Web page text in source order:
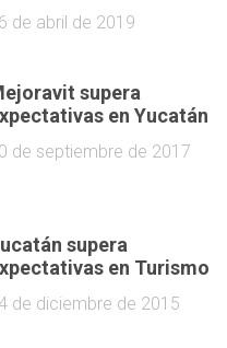
de abril de 2019
supera
en Yucatán
de septiembre de 2017
supera
en Turismo
de diciembre de 2015